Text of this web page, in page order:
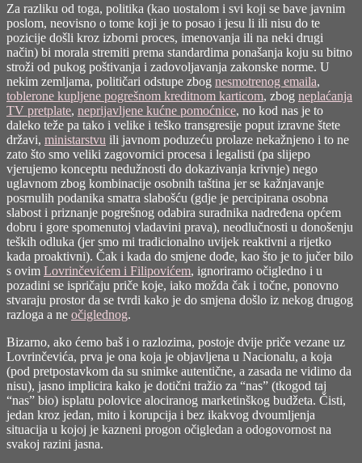
Za razliku od toga, politika (kao uostalom i svi koji se bave javnim
poslom, neovisno o tome koji je to posao i jesu li ili nisu do te
pozicije došli kroz izborni proces, imenovanja ili na neki drugi
način) bi morala stremiti prema standardima ponašanja koju su bitno
stroži od pukog poštivanja i zadovoljavanja zakonske norme. U
nekim zemljama, političari odstupe zbog nesmotrenog emaila,
toblerone kupljene pogrešnom kreditnom karticom, zbog neplaćanja
TV pretplate, neprijavljene kućne pomoćnice, no kod nas je to
daleko teže pa tako i velike i teško transgresije poput izravne štete
državi, ministarstvu ili javnom poduzeću prolaze nekažnjeno i to ne
zato što smo veliki zagovornici procesa i legalisti (pa slijepo
vjerujemo konceptu nedužnosti do dokazivanja krivnje) nego
uglavnom zbog kombinacije osobnih taština jer se kažnjavanje
posrnulih podanika smatra slabošću (gdje je percipirana osobna
slabost i priznanje pogrešnog odabira suradnika nadređena općem
dobru i gore spomenutoj vladavini prava), neodlučnosti u donošenju
teških odluka (jer smo mi tradicionalno uvijek reaktivni a rijetko
kada proaktivni). Čak i kada do smjene dođe, kao što je to jučer bilo
s ovim Lovrinčevićem i Filipovićem, ignoriramo očigledno i u
pozadini se ispričaju priče koje, iako možda čak i točne, ponovno
stvaraju prostor da se tvrdi kako je do smjena došlo iz nekog drugog
razloga a ne očiglednog.
Bizarno, ako ćemo baš i o razlozima, postoje dvije priče vezane uz
Lovrinčevića, prva je ona koja je objavljena u Nacionalu, a koja
(pod pretpostavkom da su snimke autentične, a zasada ne vidimo da
nisu), jasno implicira kako je dotični tražio za “nas” (tkogod taj
“nas” bio) isplatu polovice alociranog marketinškog budžeta. Čisti,
jedan kroz jedan, mito i korupcija i bez ikakvog dvoumljenja
situacija u kojoj je kazneni progon očigledan a odogovornost na
svakoj razini jasna.